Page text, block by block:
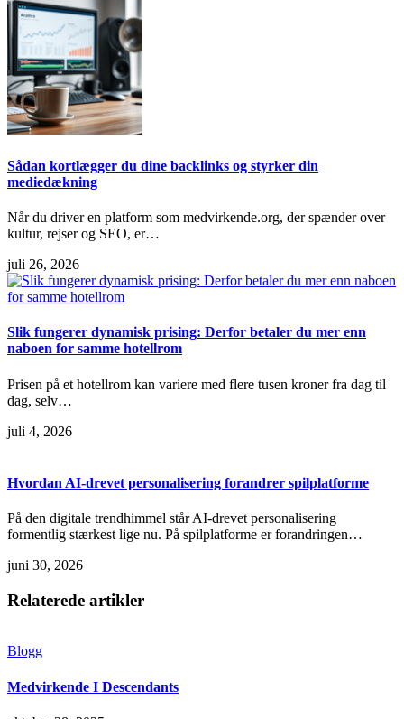
Sådan kortlægger du dine backlinks og styrker din
mediedækning
Når du driver en platform som medvirkende.org, der spænder over
kultur, rejser og SEO, er…
juli 26, 2026
Slik fungerer dynamisk prising: Derfor betaler du mer enn
naboen for samme hotellrom
Prisen på et hotellrom kan variere med flere tusen kroner fra dag til
dag, selv…
juli 4, 2026
Hvordan AI-drevet personalisering forandrer spilplatforme
På den digitale trendhimmel står AI-drevet personalisering
formentlig stærkest lige nu. På spilplatforme er forandringen…
juni 30, 2026
Relaterede artikler
Blogg
Medvirkende I Descendants